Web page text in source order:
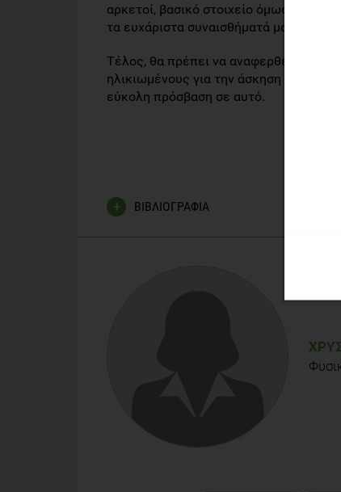
αρκετοί, βασικό στοιχείο όμως είναι
τα ευχάριστα συναισθήματά μας άρα
Τέλος, θα πρέπει να αναφερθεί ότι
ηλικιωμένους για την άσκηση και
εύκολη πρόσβαση σε αυτό.
ΒΙΒΛΙΟΓΡΑΦΙΑ
Merom D, Stanaway FF, Handelsman DJ,
Men Project. Am J Epidemiol. 2014 Oct
Liu W1, Wang H2, Wang Y3, Li H4, Ji L5.